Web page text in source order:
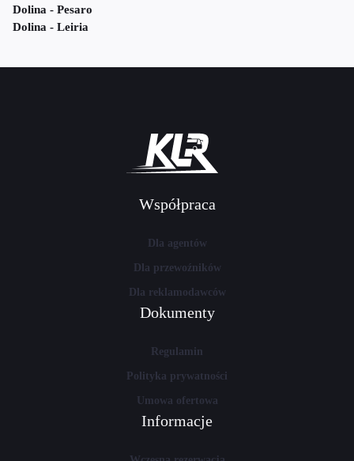
Dolina - Pesaro
Dolina - Leiria
Współpraca
Dla agentów
Dla przewoźników
Dla reklamodawców
Dokumenty
Regulamin
Polityka prywatności
Umowa ofertowa
Informacje